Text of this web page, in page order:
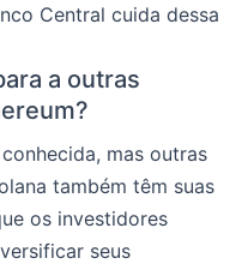
Central cuida dessa
a outras
mas outras
também têm suas
os investidores
seus